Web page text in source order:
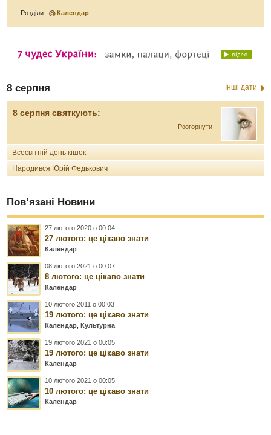
Розділи: Календар
8 серпня Інші дати
8 серпня святкують:
Розгорнути
Всесвітній день кішок
Народився Юрій Федькович
Пов’язані Новини
27 лютого 2020 о 00:04
27 лютого: це цікаво знати
Календар
08 лютого 2021 о 00:07
8 лютого: це цікаво знати
Календар
10 лютого 2011 о 00:03
19 лютого: це цікаво знати
Календар ,Культурна
19 лютого 2021 о 00:05
19 лютого: це цікаво знати
Календар
10 лютого 2021 о 00:05
10 лютого: це цікаво знати
Календар